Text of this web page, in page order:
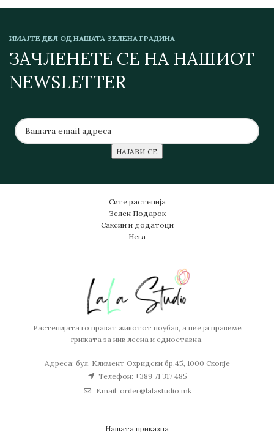
ИМАЈТЕ ДЕЛ ОД НАШАТА ЗЕЛЕНА ГРАДИНА
ЗАЧЛЕНЕТЕ СЕ НА НАШИОТ
NEWSLETTER
Сите растенија
Зелен Подарок
Саксии и додатоци
Нега
Растенијата го прават животот поубав, а ние ја правиме
грижата за нив лесна и едноставна.
Адреса: бул. Климент Охридски бр.45, 1000 Скопје
Телефон: +389 71 317 485
Email: order@lalastudio.mk
Нашата приказна